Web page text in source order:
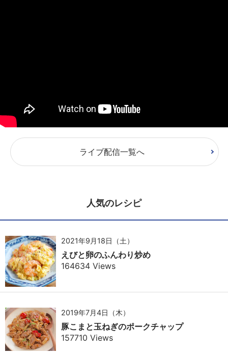
ライブ配信一覧へ
人気のレシピ
2021年9月18日（土）
えびと卵のふんわり炒め
164634 Views
2019年7月4日（木）
豚こまと玉ねぎのポークチャップ
157710 Views